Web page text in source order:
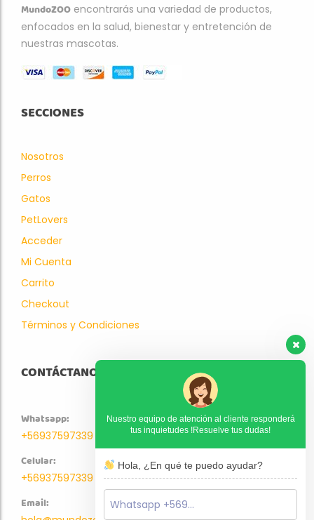
MundoZOO encontrarás una variedad de productos,
enfocados en la salud, bienestar y entretención de
nuestras mascotas.
SECCIONES
Nosotros
Perros
Gatos
PetLovers
Acceder
Mi Cuenta
Carrito
Checkout
Términos y Condiciones
CONTÁCTANOS
Whatsapp:
+56937597339
Celular:
+56937597339
Email:
Nuestro equipo de atención al cliente responderá
tus inquietudes !Resuelve tus dudas!
Hola, ¿En qué te puedo ayudar?